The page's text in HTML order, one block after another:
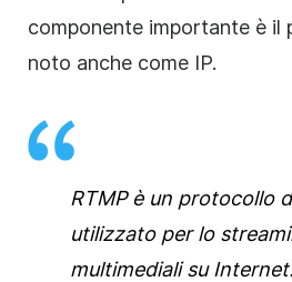
componente importante è il
noto anche come IP.
RTMP è un protocollo
utilizzato per lo
multimediali su Internet.